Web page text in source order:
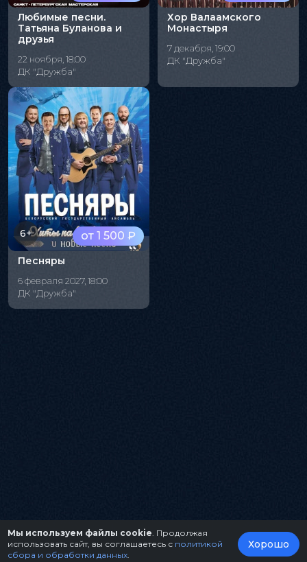
Любимые песни.
Татьяна Буланова и
друзья
22 ноября, 18:00
ДК "Дружба"
Хор Валаамского
Монастыря
7 декабря, 19:00
ДК "Дружба"
от 1 500 ₽
6+
Песняры
6 февраля 2027, 18:00
ДК "Дружба"
Мы используем файлы cookie . Продолжая
использовать сайт, вы соглашаетесь с политикой
сбора и обработки данных
Хорошо